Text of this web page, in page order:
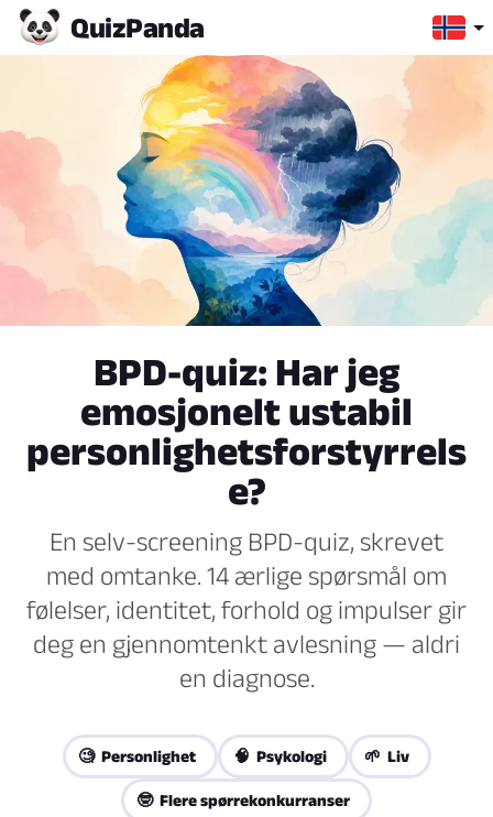
QuizPanda
BPD-quiz: Har jeg
emosjonelt ustabil
personlighetsforstyrrels
e?
En selv-screening BPD-quiz, skrevet
med omtanke. 14 ærlige spørsmål om
følelser, identitet, forhold og impulser gir
deg en gjennomtenkt avlesning — aldri
en diagnose.
🧐 Personlighet 🧠 Psykologi 🌱 Liv
🤓 Flere spørrekonkurranser